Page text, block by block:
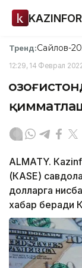
Тренд:Сайлов-
12:29, 14 Феврал
ALMATY.
(КАSЕ)
долларга
хабар беради